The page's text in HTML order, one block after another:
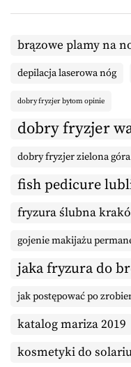
brązowe plamy na
depilacja laserowa nóg
dobry fryzjer bytom opinie
dobry fryzjer
dobry fryzjer zielona
fish pedicure
fryzura ślubna
gojenie makijażu
jaka fryzura do
jak postępować po
katalog mariza 2019
kosmetyki do